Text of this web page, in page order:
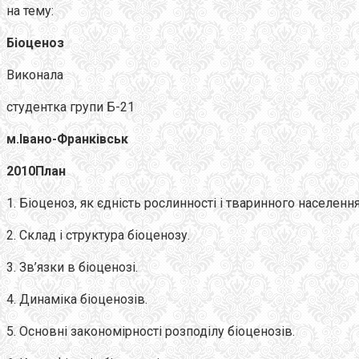
на тему:
Біоценоз
Виконала
студентка групи Б-21
м.Івано-Франківськ
2010План
1. Біоценоз, як єдність рослинності і тваринного
2. Склад і структура біоценозу.
3. Зв’язки в біоценозі.
4. Динаміка біоценозів.
5. Основні закономірності розподілу біоценозів.